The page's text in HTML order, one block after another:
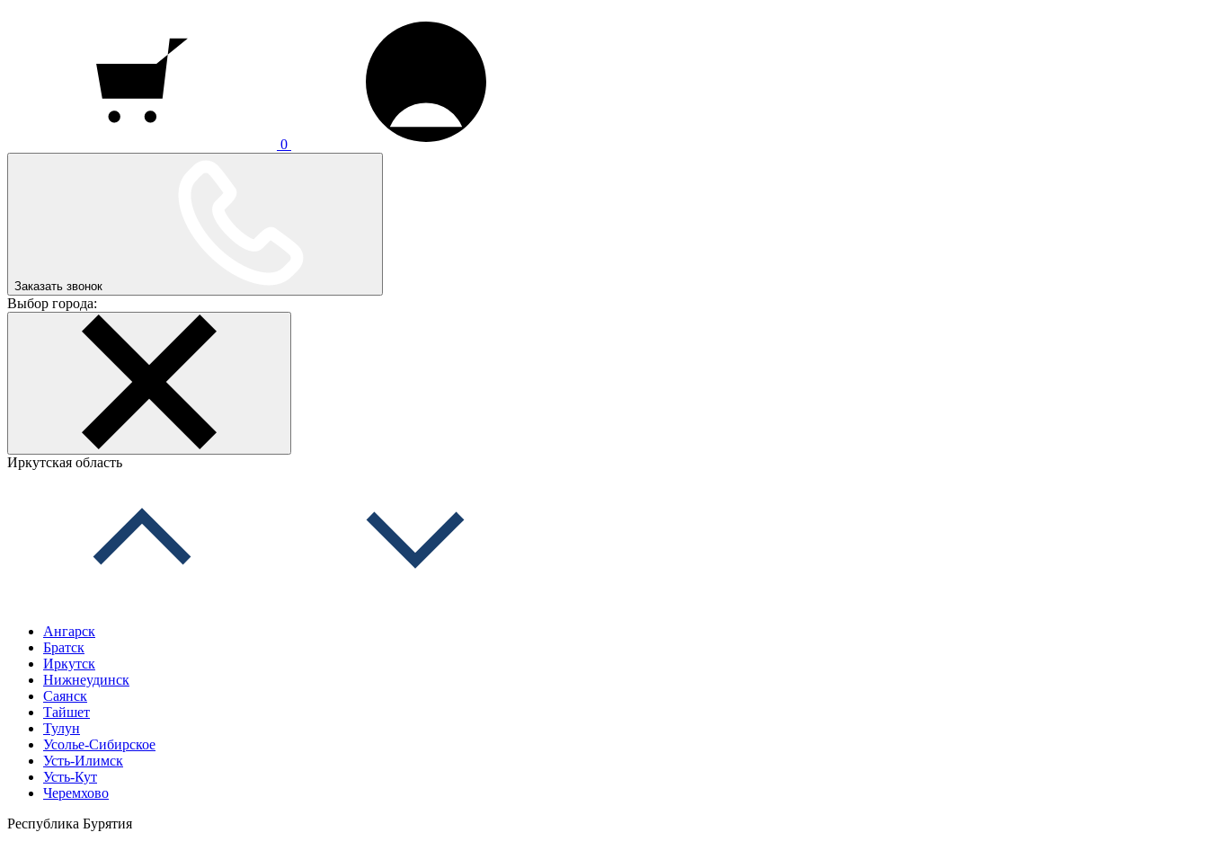
0
Заказать звонок
Выбор города:
Иркутская область
Ангарск
Братск
Иркутск
Нижнеудинск
Саянск
Тайшет
Тулун
Усолье-Сибирское
Усть-Илимск
Усть-Кут
Черемхово
Республика Бурятия